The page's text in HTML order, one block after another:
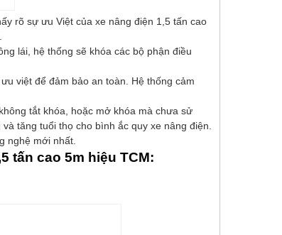
rõ sự ưu Việt của xe nâng điện 1,5 tấn cao
lái, hệ thống sẽ khóa các bộ phận điều
việt để đảm bảo an toàn. Hệ thống cảm
tắt khóa, hoặc mở khóa mà chưa sử
tăng tuổi thọ cho bình ắc quy xe nâng điện.
nghệ mới nhất.
tấn cao 5m hiệu TCM: